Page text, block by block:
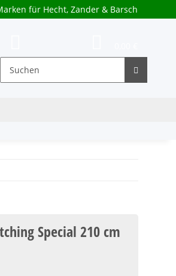
für Hecht, Zander & Barsch
Special 210 cm